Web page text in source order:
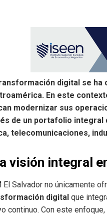
digital se
En este
modernizar sus
de un portafolio integral
telecomunicaciones,
visión integral
El Salvador no únicamente
digital que
continuo. Con este